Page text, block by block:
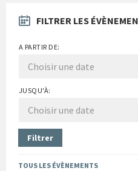
FILTRER LES
A PARTIR DE:
JUSQU'À:
Filtrer
TOUS LES ÉVÈNEMENTS